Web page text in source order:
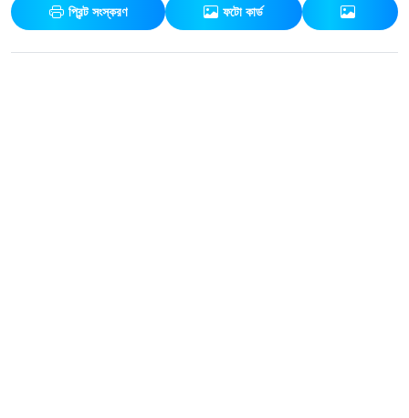
প্রিন্ট সংস্করণ ফটো কার্ড